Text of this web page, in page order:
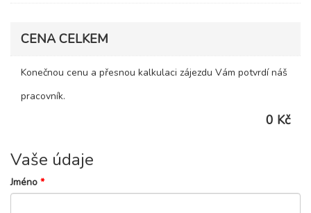
CENA CELKEM
Konečnou cenu a přesnou kalkulaci zájezdu Vám potvrdí náš
pracovník.
0 Kč
Vaše údaje
Jméno *